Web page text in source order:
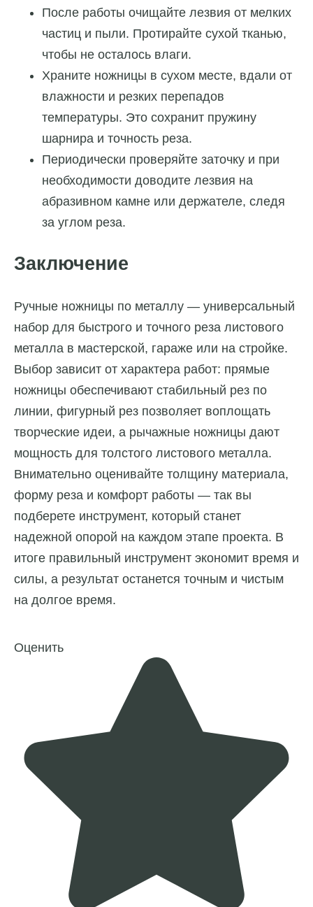
После работы очищайте лезвия от мелких
частиц и пыли. Протирайте сухой тканью,
чтобы не осталось влаги.
Храните ножницы в сухом месте, вдали от
влажности и резких перепадов
температуры. Это сохранит пружину
шарнира и точность реза.
Периодически проверяйте заточку и при
необходимости доводите лезвия на
абразивном камне или держателе, следя
за углом реза.
Заключение
Ручные ножницы по металлу — универсальный
набор для быстрого и точного реза листового
металла в мастерской, гараже или на стройке.
Выбор зависит от характера работ: прямые
ножницы обеспечивают стабильный рез по
линии, фигурный рез позволяет воплощать
творческие идеи, а рычажные ножницы дают
мощность для толстого листового металла.
Внимательно оценивайте толщину материала,
форму реза и комфорт работы — так вы
подберете инструмент, который станет
надежной опорой на каждом этапе проекта. В
итоге правильный инструмент экономит время и
силы, а результат останется точным и чистым
на долгое время.
Оценить